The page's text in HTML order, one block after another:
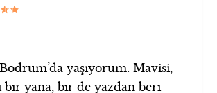
yaşıyorum. Mavisi,
bir yana, bir de yazdan beri